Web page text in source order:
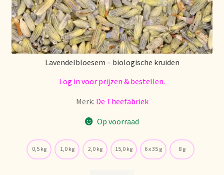
Lavendelbloesem – biologische kruiden
Log in voor prijzen & bestellen.
Merk: De Theefabriek
Op voorraad
0,5 kg 1,0 kg 2,0 kg 15,0 kg 6 x 35 g 8 g